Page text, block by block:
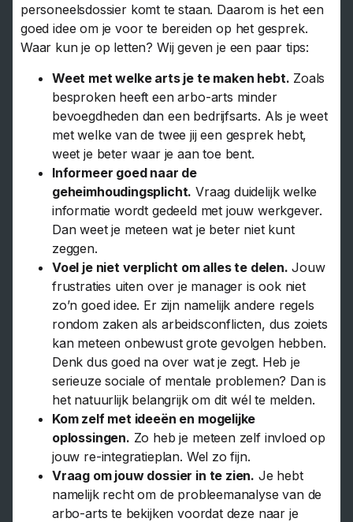
personeelsdossier komt te staan. Daarom is het een
goed idee om je voor te bereiden op het gesprek.
Waar kun je op letten? Wij geven je een paar tips:
Weet met welke arts je te maken hebt. Zoals
besproken heeft een arbo-arts minder
bevoegdheden dan een bedrijfsarts. Als je weet
met welke van de twee jij een gesprek hebt,
weet je beter waar je aan toe bent.
Informeer goed naar de
geheimhoudingsplicht. Vraag duidelijk welke
informatie wordt gedeeld met jouw werkgever.
Dan weet je meteen wat je beter niet kunt
zeggen.
Voel je niet verplicht om alles te delen. Jouw
frustraties uiten over je manager is ook niet
zo’n goed idee. Er zijn namelijk andere regels
rondom zaken als arbeidsconflicten, dus zoiets
kan meteen onbewust grote gevolgen hebben.
Denk dus goed na over wat je zegt. Heb je
serieuze sociale of mentale problemen? Dan is
het natuurlijk belangrijk om dit wél te melden.
Kom zelf met ideeën en mogelijke
oplossingen. Zo heb je meteen zelf invloed op
jouw re-integratieplan. Wel zo fijn.
Vraag om jouw dossier in te zien. Je hebt
namelijk recht om de probleemanalyse van de
arbo-arts te bekijken voordat deze naar je